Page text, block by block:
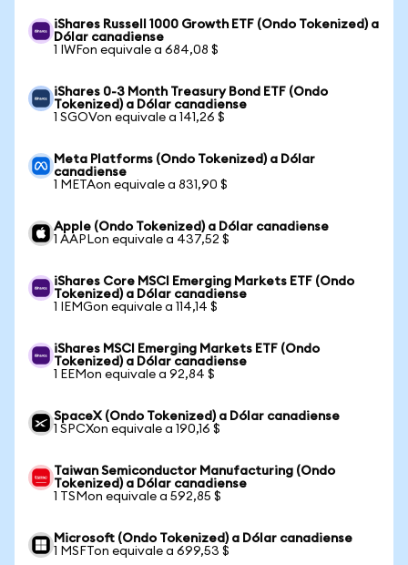
iShares Russell 1000 Growth ETF (Ondo Tokenized) a
Dólar canadiense
1 IWFon equivale a 684,08 $
iShares 0-3 Month Treasury Bond ETF (Ondo
Tokenized) a Dólar canadiense
1 SGOVon equivale a 141,26 $
Meta Platforms (Ondo Tokenized) a Dólar
canadiense
1 METAon equivale a 831,90 $
Apple (Ondo Tokenized) a Dólar canadiense
1 AAPLon equivale a 437,52 $
iShares Core MSCI Emerging Markets ETF (Ondo
Tokenized) a Dólar canadiense
1 IEMGon equivale a 114,14 $
iShares MSCI Emerging Markets ETF (Ondo
Tokenized) a Dólar canadiense
1 EEMon equivale a 92,84 $
SpaceX (Ondo Tokenized) a Dólar canadiense
1 SPCXon equivale a 190,16 $
Taiwan Semiconductor Manufacturing (Ondo
Tokenized) a Dólar canadiense
1 TSMon equivale a 592,85 $
Microsoft (Ondo Tokenized) a Dólar canadiense
1 MSFTon equivale a 699,53 $